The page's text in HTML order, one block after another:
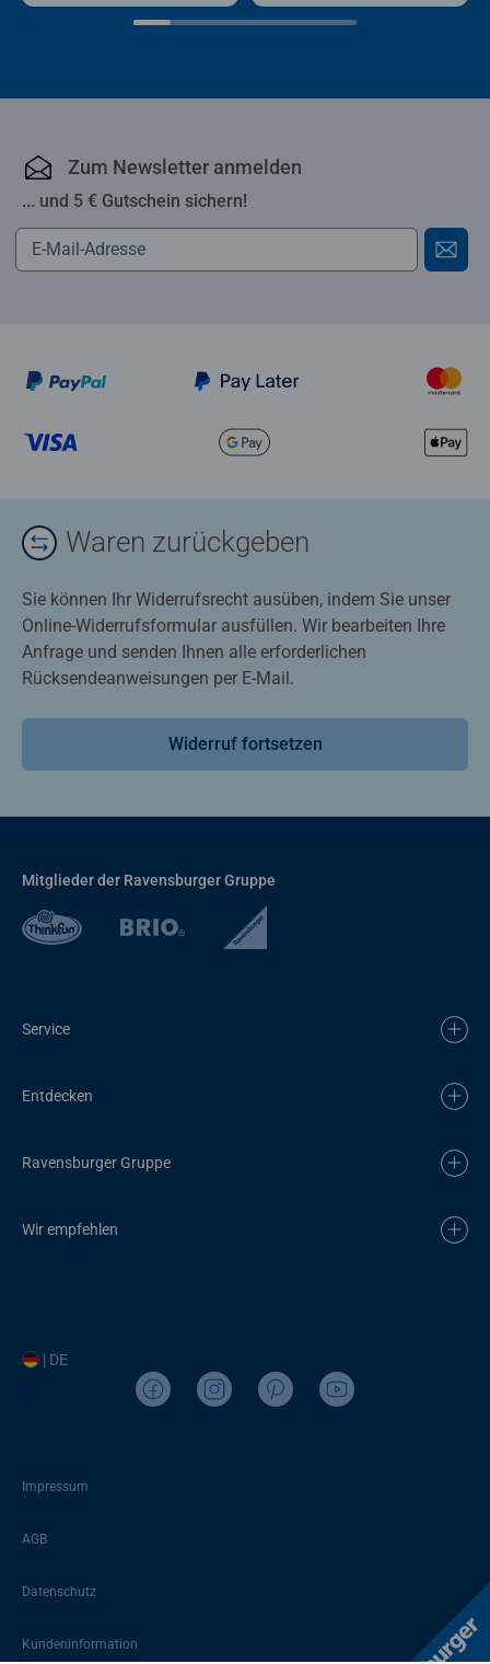
Zum Newsletter anmelden
... und 5 € Gutschein sichern!
Waren zurückgeben
Sie können Ihr Widerrufsrecht ausüben, indem Sie unser
Online-Widerrufsformular ausfüllen. Wir bearbeiten Ihre
Anfrage und senden Ihnen alle erforderlichen
Rücksendeanweisungen per E-Mail.
Widerruf fortsetzen
Mitglieder der Ravensburger Gruppe
Service
Entdecken
Ravensburger Gruppe
Wir empfehlen
| DE
Impressum
AGB
Datenschutz
Kundeninformation